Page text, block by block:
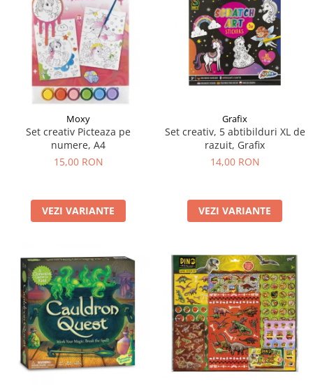
LEGO Art
LEGO Creator Expert
LEGO Architecture
LEGO Ideas
LEGO Speed Champions
Moxy
Set creativ Picteaza pe
numere, A4
15,00 RON
VEZI VARIANTE
Grafix
Set creativ, 5 abtibilduri XL de
razuit, Grafix
14,00 RON
VEZI VARIANTE